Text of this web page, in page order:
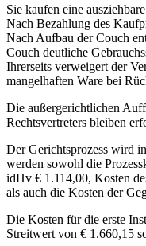
Sie kaufen eine
Nach Bezahlung des
Nach Aufbau der Couch
Couch deutliche
Ihrerseits verweigert der
mangelhaften Ware bei
Die außergerichtlichen
Rechtsvertreters bleiben
Der Gerichtsprozess wird
werden sowohl die
idHv € 1.114,00, Kosten
als auch die Kosten der
Die Kosten für die erste
Streitwert von € 1.660,15